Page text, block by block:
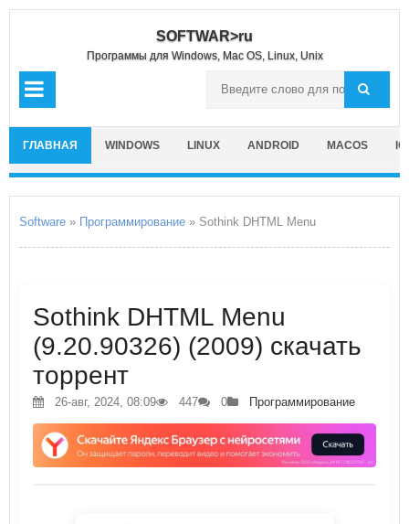
SOFTWAR>ru
Программы для Windows, Mac OS, Linux, Unix
ГЛАВНАЯ WINDOWS LINUX ANDROID MACOS
Software » Программирование » Sothink DHTML Menu
Sothink DHTML Menu
(9.20.90326) (2009) скачать
торрент
26-авг, 2024, 08:09 447 0 Программирование